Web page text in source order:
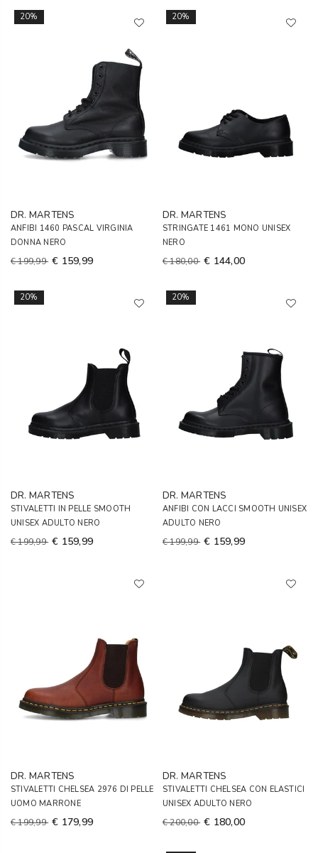
20%
DR. MARTENS
ANFIBI 1460 PASCAL VIRGINIA
DONNA NERO
€ 199,99 € 159,99
20%
DR. MARTENS
STRINGATE 1461 MONO UNISEX
NERO
€ 180,00 € 144,00
20%
DR. MARTENS
STIVALETTI IN PELLE SMOOTH
UNISEX ADULTO NERO
€ 199,99 € 159,99
20%
DR. MARTENS
ANFIBI CON LACCI SMOOTH UNISEX
ADULTO NERO
€ 199,99 € 159,99
DR. MARTENS
STIVALETTI CHELSEA 2976 DI PELLE
UOMO MARRONE
€ 199,99 € 179,99
DR. MARTENS
STIVALETTI CHELSEA CON ELASTICI
UNISEX ADULTO NERO
€ 200,00 € 180,00